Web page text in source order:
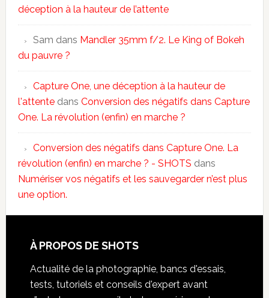
déception à la hauteur de l’attente
Sam dans Mandler 35mm f/2. Le King of Bokeh
du pauvre ?
Capture One, une déception à la hauteur de
l'attentedans Conversion des négatifs dans Capture
One. La révolution (enfin) en marche ?
Conversion des négatifs dans Capture One. La
révolution (enfin) en marche ? - SHOTS dans
Numériser vos négatifs et les sauvegarder n’est plus
une option.
À PROPOS DE SHOTS
Actualité de la photographie, bancs d'essais,
tests, tutoriels et conseils d'expert avant